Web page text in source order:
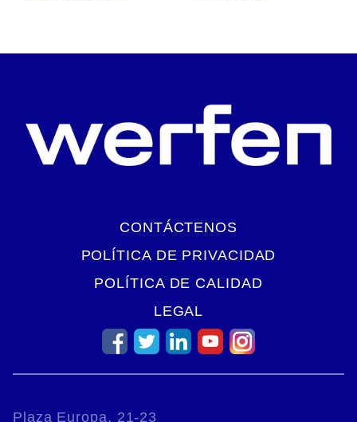
CONTÁCTENOS
POLÍTICA DE PRIVACIDAD
POLÍTICA DE CALIDAD
LEGAL
Plaza Europa, 21-23